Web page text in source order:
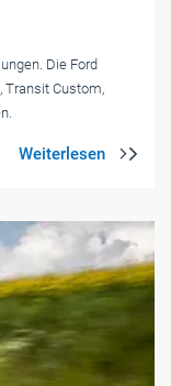
Die Ford
Transit Custom,